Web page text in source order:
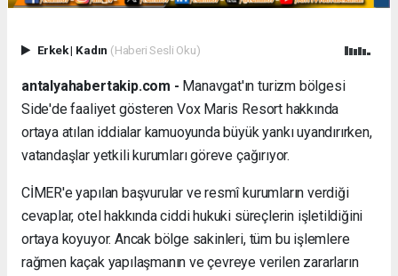
Erkek| Kadın (Haberi Sesli Oku)
antalyahabertakip.com - Manavgat'ın turizm bölgesi
Side'de faaliyet gösteren Vox Maris Resort hakkında
ortaya atılan iddialar kamuoyunda büyük yankı uyandırırken,
vatandaşlar yetkili kurumları göreve çağırıyor.
CİMER'e yapılan başvurular ve resmî kurumların verdiği
cevaplar, otel hakkında ciddi hukuki süreçlerin işletildiğini
ortaya koyuyor. Ancak bölge sakinleri, tüm bu işlemlere
rağmen kaçak yapılaşmanın ve çevreye verilen zararların